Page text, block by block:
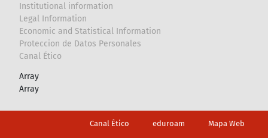
Institutional information
Legal Information
Economic and Statistical Information
Proteccion de Datos Personales
Canal Ético
Array
Array
Canal Ético eduroam Mapa Web